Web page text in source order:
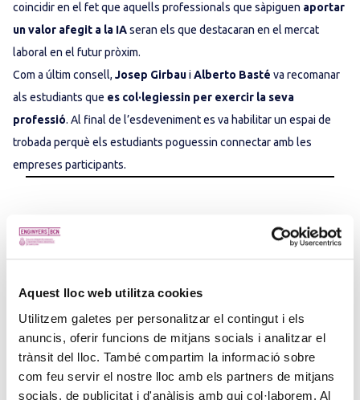
Aquest lloc web utilitza cookies
Utilitzem galetes per personalitzar el contingut i els
anuncis, oferir funcions de mitjans socials i analitzar el
trànsit del lloc. També compartim la informació sobre
com feu servir el nostre lloc amb els partners de mitjans
socials, de publicitat i d'anàlisis amb qui col·laborem. Al
coincidir en el fet que aquells professionals que sàpiguen aportar
un valor afegit a la IAseran els que destacaran en el mercat
laboral en el futur pròxim.
Com a últim consell, Josep Girbaui Alberto Basté va recomanar
als estudiants que es col·legiessin per exercir la seva
professió. Al final de l’esdeveniment es va habilitar un espai de
trobada perquè els estudiants poguessin connectar amb les
empreses participants.
TAULA RODONA: ENGINYERIA I
MERCAT LABORAL